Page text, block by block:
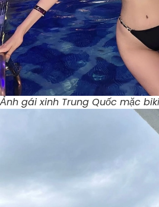
Ảnh gái xinh Trung Quốc mặc